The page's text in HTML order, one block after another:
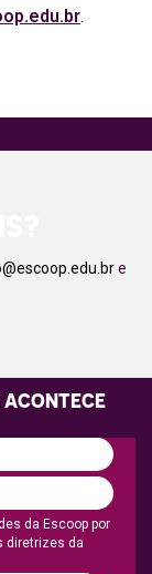
.
e
ACONTECE
da Escoop por
diretrizes da